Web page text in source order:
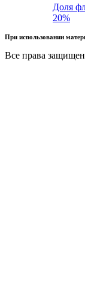
Доля
20%
При использовании
Все права